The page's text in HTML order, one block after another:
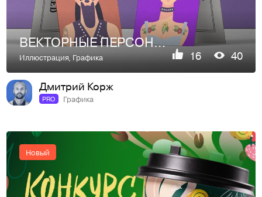
ВЕКТОРНЫЕ ПЕРСОНАЖИ [ Illustrated characters ]
Иллюстрация,Графика 16 40
Дмитрий Корж
PRO Графика
Новый